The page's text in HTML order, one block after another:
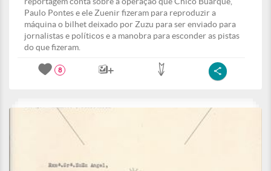
Paulo Pontes e ele Zuenir fizeram para reproduzir a
máquina o bilhet deixado por Zuzu para ser enviado para
jornalistas e políticos e a manobra para esconder as pistas
do que fizeram.
8